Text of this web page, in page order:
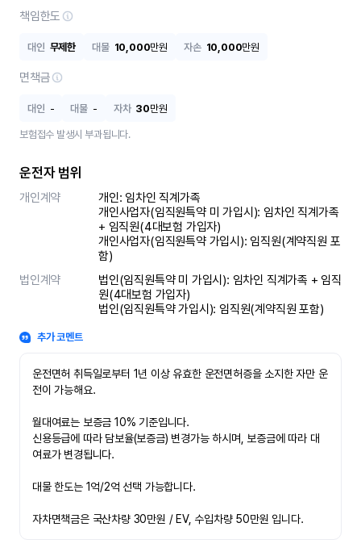
책임한도
대인 무제한 대물 10,000만원 자손 10,000만원
면책금
대인 - 대물 - 자차 30만원
보험접수 발생시 부과됩니다.
운전자 범위
개인계약
개인: 임차인 직계가족
개인사업자(임직원특약 미 가입시): 임차인 직계가족
+ 임직원(4대보험 가입자)
개인사업자(임직원특약 가입시): 임직원(계약직원 포
함)
법인계약
법인(임직원특약 미 가입시): 임차인 직계가족 + 임직
원(4대보험 가입자)
법인(임직원특약 가입시): 임직원(계약직원 포함)
추가 코멘트
운전면허 취득일로부터 1년 이상 유효한 운전면허증을 소지한 자만 운
전이 가능해요.
월대여료는 보증금 10% 기준입니다.
신용등급에 따라 담보율(보증금) 변경가능 하시며, 보증금에 따라 대
여료가 변경됩니다.
대물 한도는 1억/2억 선택 가능합니다.
자차면책금은 국산차량 30만원 / EV, 수입차량 50만원 입니다.